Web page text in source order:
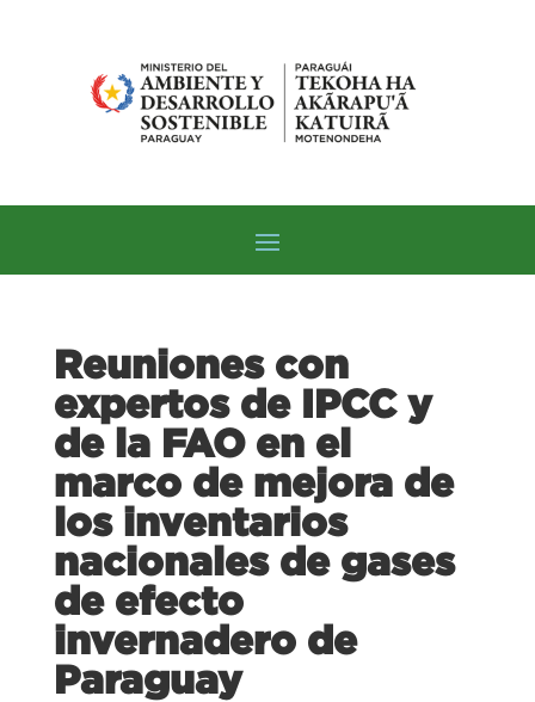
Reuniones con
expertos de IPCC y
de la FAO en el
marco de mejora de
los inventarios
nacionales de gases
de efecto
invernadero de
Paraguay